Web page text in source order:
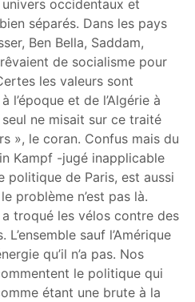
occidentaux et
séparés. Dans les pays
Ben Bella, Saddam,
de socialisme pour
les valeurs sont
l’époque et de l’Algérie à
seul ne misait sur ce traité
», le coran. Confus mais du
Kampf -jugé inapplicable
politique de Paris, est aussi
problème n’est pas là.
a troqué les vélos contre des
sauf l’Amérique
qu’il n’a pas. Nos
le politique qui
étant une brute à la